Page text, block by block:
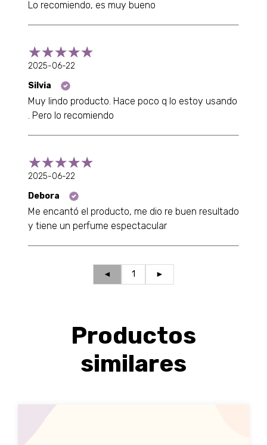
Lo recomiendo, es muy bueno
2025-06-22
Silvia
Muy lindo producto. Hace poco q lo estoy usando
. Pero lo recomiendo
2025-06-22
Debora
Me encantó el producto, me dio re buen resultado
y tiene un perfume espectacular
◄ 1 ►
Productos
similares